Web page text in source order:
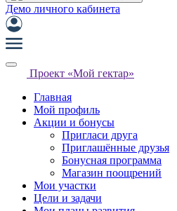
Демо личного кабинета
Проект «Мой гектар»
Главная
Мой профиль
Акции и бонусы
Пригласи друга
Приглашённые друзья
Бонусная программа
Магазин поощрений
Мои участки
Цели и задачи